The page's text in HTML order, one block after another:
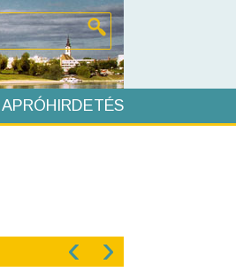
APRÓHIRDETÉS
‹ ›